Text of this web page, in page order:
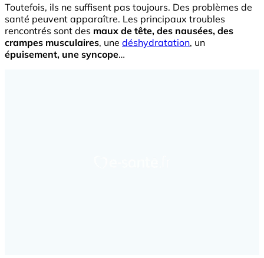
Toutefois, ils ne suffisent pas toujours. Des problèmes de
santé peuvent apparaître. Les principaux troubles
rencontrés sont des maux de tête, des nausées, des
crampes musculaires, une déshydratation, un
épuisement, une syncope…